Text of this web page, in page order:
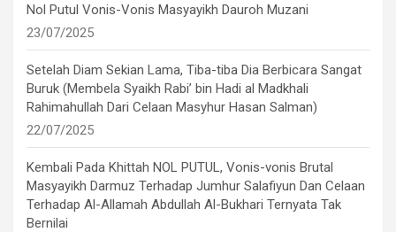
Nol Putul Vonis-Vonis Masyayikh Dauroh Muzani
23/07/2025
Setelah Diam Sekian Lama, Tiba-tiba Dia Berbicara Sangat
Buruk (Membela Syaikh Rabi’ bin Hadi al Madkhali
Rahimahullah Dari Celaan Masyhur Hasan Salman)
22/07/2025
Kembali Pada Khittah NOL PUTUL, Vonis-vonis Brutal
Masyayikh Darmuz Terhadap Jumhur Salafiyun Dan Celaan
Terhadap Al-Allamah Abdullah Al-Bukhari Ternyata Tak
Bernilai